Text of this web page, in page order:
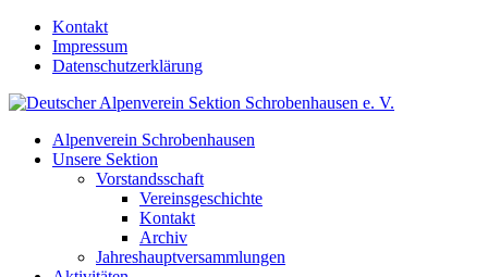
Kontakt
Impressum
Datenschutzerklärung
Alpenverein Schrobenhausen
Unsere Sektion
Vorstandsschaft
Vereinsgeschichte
Kontakt
Archiv
Jahreshauptversammlungen